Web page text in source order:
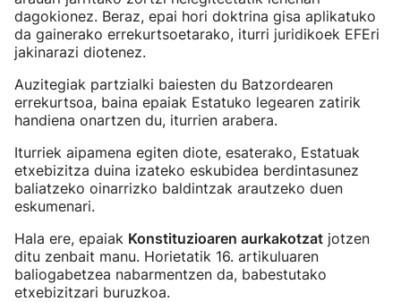
dagokionez. Beraz, epai hori doktrina gisa aplikatuko
da gainerako errekurtsoetarako, iturri juridikoek EFEri
jakinarazi diotenez.
Auzitegiak partzialki baiesten du Batzordearen
errekurtsoa, baina epaiak Estatuko legearen zatirik
handiena onartzen du, iturrien arabera.
Iturriek aipamena egiten diote, esaterako, Estatuak
etxebizitza duina izateko eskubidea berdintasunez
baliatzeko oinarrizko baldintzak arautzeko duen
eskumenari.
Hala ere, epaiak Konstituzioaren aurkakotzat jotzen
ditu zenbait manu. Horietatik 16. artikuluaren
baliogabetzea nabarmentzen da, babestutako
etxebizitzari buruzkoa.